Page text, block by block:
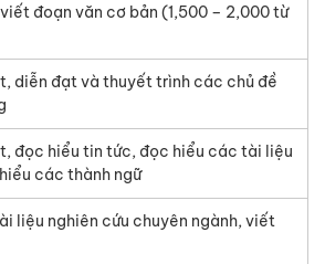
đoạn văn cơ bản (1,500 – 2,000 từ
diễn đạt và thuyết trình các chủ đề
đọc hiểu tin tức, đọc hiểu các tài liệu
các thành ngữ
liệu nghiên cứu chuyên ngành, viết